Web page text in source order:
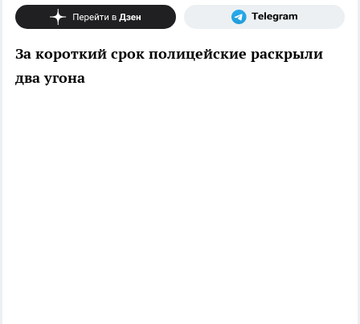
За короткий срок полицейские раскрыли
два угона